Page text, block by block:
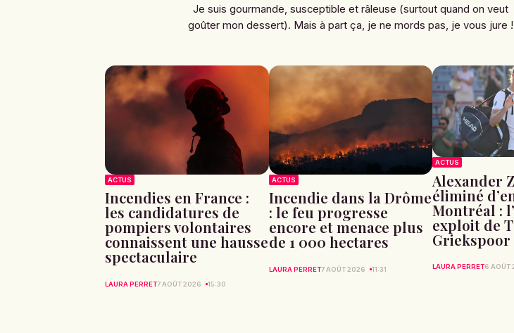
Je suis gourmande, susceptible et râleuse (surtout quand on veut
goûter mon dessert). Mais à part ça, je ne mords pas, je vous jure !
ACTUS
Incendies en France :
les candidatures de
pompiers volontaires
connaissent une hausse
spectaculaire
LAURA PERRET7 AOÛT 2026 15:30
ACTUS
Incendie dans la Drôme
: le feu progresse
encore et menace plus
de 1 000 hectares
LAURA PERRET7 AOÛT 2026 11:31
ACTUS
Alexander
éliminé
Montréal :
exploit de
Griekspoor
LAURA PERRET6 AOÛT